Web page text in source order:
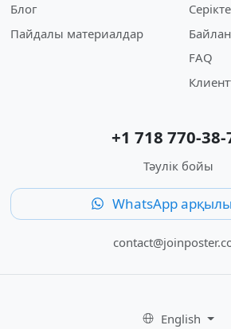
Блог
Пайдалы материалдар
FAQ
+1 718 770-38-
Тәулік бойы
WhatsApp
English